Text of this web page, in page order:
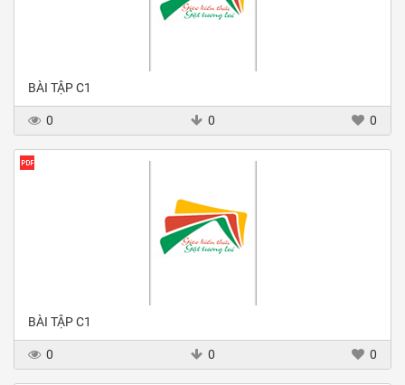
BÀI TẬP C1
0 0 0
BÀI TẬP C1
0 0 0